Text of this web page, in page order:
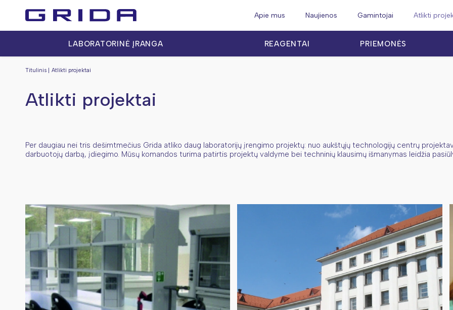
Apie mus Naujienos Gamintojai Atlikti
LABORATORINĖ ĮRANGA REAGENTAI PRIEMONĖS
Titulinis Atlikti projektai
Atlikti projektai
Per daugiau nei tris dešimtmečius Grida atliko daug laboratorijų įrengimo projektų: nuo aukštųjų technologijų centrų
darbuotojų darbą, įdiegimo. Mūsų komandos turima patirtis projektų valdyme bei techninių klausimų išmanymas leidžia